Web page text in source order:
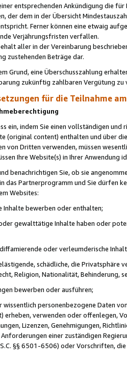
entsprechenden Ankündigung die
der dem in der Übersicht
Ferner können eine etwaig
Verjährungsfristen verfallen.
aller in der Vereinbarung
zustehenden Beträge dar.
Grund, eine Überschusszahlung
zukünftig zahlbaren Vergütung zu
für die Teilnahme
ein, indem Sie einen vollständigen
(original content) enthalten und über
von Dritten verwenden, müssen
Ihre Website(s) in Ihrer Anwendung
benachrichtigen Sie, ob sie
das Partnerprogramm und Sie dürfen
Websites:
Inhalte bewerben oder enthalten;
gewalttätige Inhalte haben oder
oder verleumderische
schädliche, die Privatsphäre
Religion, Nationalität, Behinderung,
bewerben oder ausführen;
wissentlich personenbezogene Daten
erheben, verwenden oder offenlegen,
Lizenzen, Genehmigungen,
einer zuständigen
§§ 6501-6506) oder Vorschriften,